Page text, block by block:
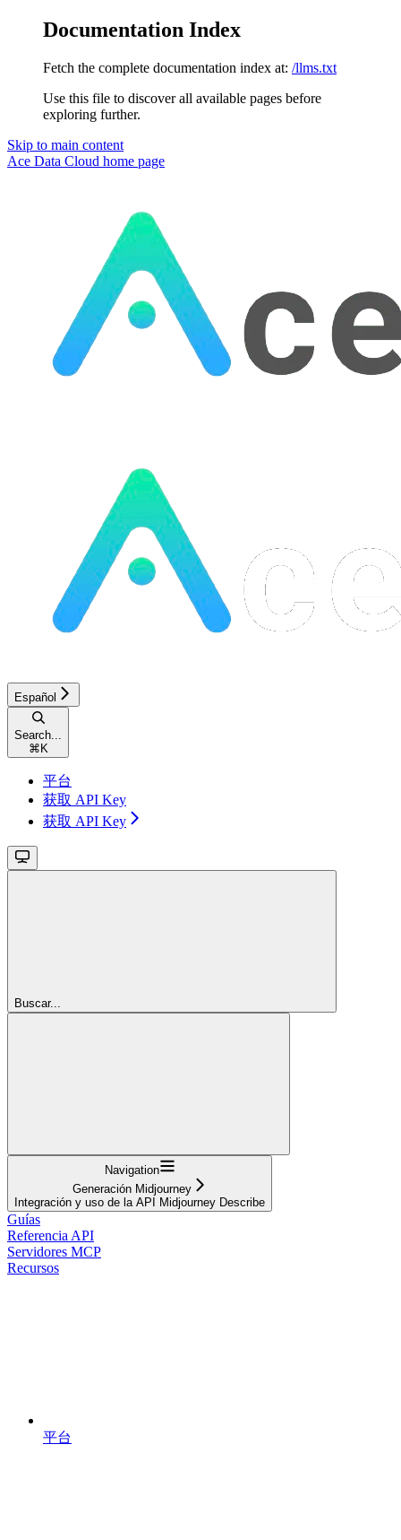
Documentation Index
Fetch the complete documentation index at: /llms.txt
Use this file to discover all available pages before
exploring further.
Skip to main content
Ace Data Cloud home page
Español
Search...
⌘ K
平台
获取 API Key
获取 API Key
Buscar...
Navigation
Generación Midjourney
Integración y uso de la API Midjourney Describe
Guías
Referencia API
Servidores MCP
Recursos
平台